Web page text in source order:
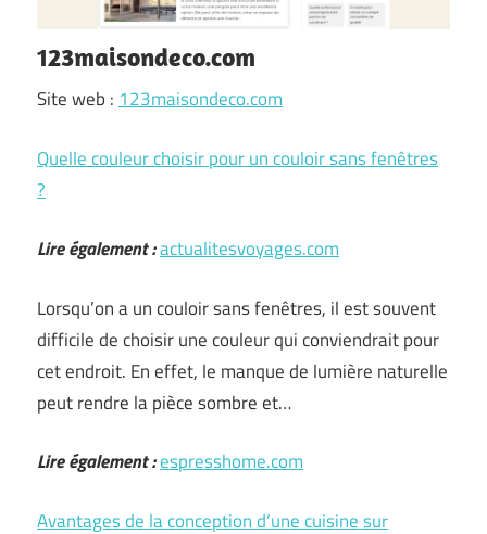
123maisondeco.com
Site web : 123maisondeco.com
Quelle couleur choisir pour un couloir sans fenêtres
?
Lire également :actualitesvoyages.com
Lorsqu’on a un couloir sans fenêtres, il est souvent
difficile de choisir une couleur qui conviendrait pour
cet endroit. En effet, le manque de lumière naturelle
peut rendre la pièce sombre et…
Lire également :espresshome.com
Avantages de la conception d’une cuisine sur